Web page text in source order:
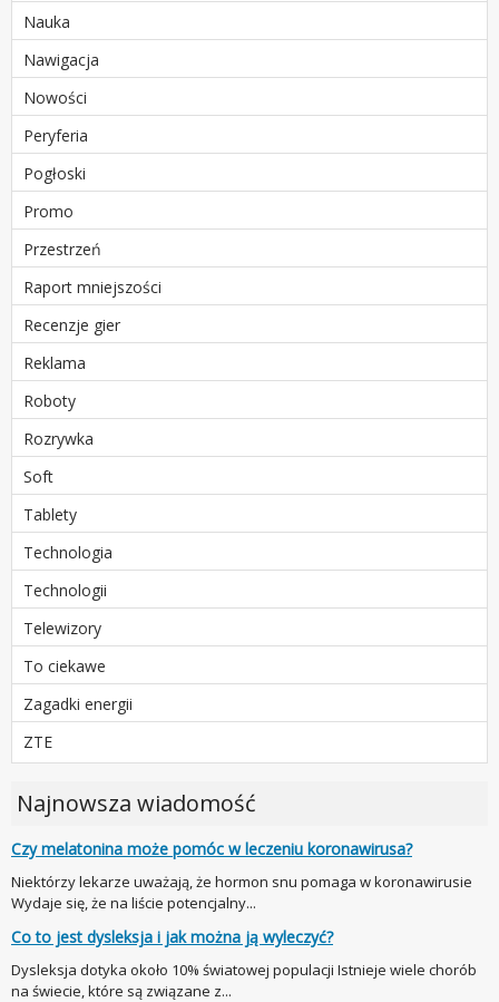
Nauka
Nawigacja
Nowości
Peryferia
Pogłoski
Promo
Przestrzeń
Raport mniejszości
Recenzje gier
Reklama
Roboty
Rozrywka
Soft
Tablety
Technologia
Technologii
Telewizory
To ciekawe
Zagadki energii
ZTE
Najnowsza wiadomość
Czy melatonina może pomóc w leczeniu koronawirusa?
Niektórzy lekarze uważają, że hormon snu pomaga w koronawirusie
Wydaje się, że na liście potencjalny...
Co to jest dysleksja i jak można ją wyleczyć?
Dysleksja dotyka około 10% światowej populacji Istnieje wiele chorób
na świecie, które są związane z...